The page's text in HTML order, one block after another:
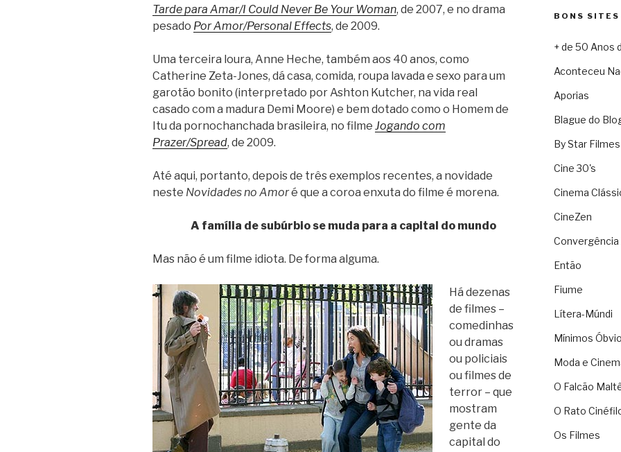
Tarde para Amar/I Could Never Be Your Woman, de 2007, e no drama
pesado Por Amor/Personal Effects, de 2009.
Uma terceira loura, Anne Heche, também aos 40 anos, como
Catherine Zeta-Jones, dá casa, comida, roupa lavada e sexo para um
garotão bonito (interpretado por Ashton Kutcher, na vida real
casado com a madura Demi Moore) e bem dotado como o Homem de
Itu da pornochanchada brasileira, no filme Jogando com
Prazer/Spread, de 2009.
Até aqui, portanto, depois de três exemplos recentes, a novidade
neste Novidades no Amoré que a coroa enxuta do filme é morena.
A família de subúrbio se muda para a capital do mundo
Mas não é um filme idiota. De forma alguma.
Há dezenas
de filmes –
comedinhas
ou dramas
ou policiais
ou filmes de
terror – que
mostram
gente da
capital do
BONS SITES
+ de 50 Anos
Aconteceu
Aporias
Blague do
By Star Filmes
Cine 30's
Cinema
CineZen
Convergência
Então
Fiume
Lítera-Múndi
Mínimos
Moda e
O Falcão
O Rato
Os Filmes